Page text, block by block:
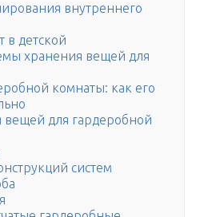
внутреннего
в детской
хранения вещей для
комнаты: как его
вещей для гардеробной
систем